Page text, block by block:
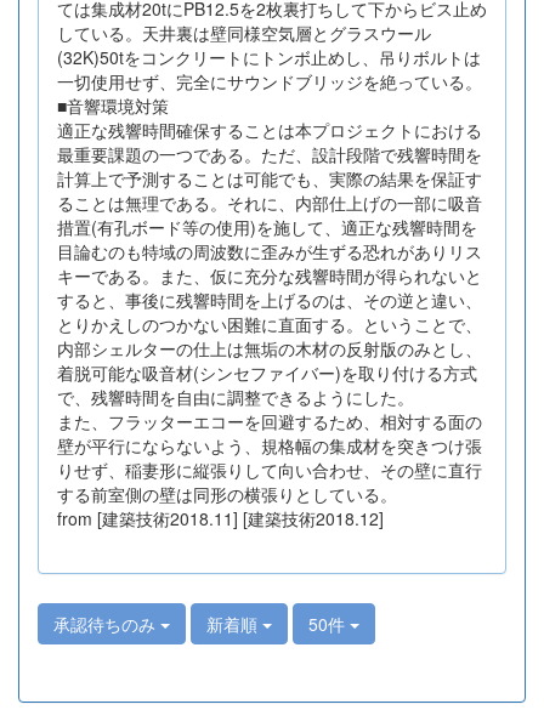
ては集成材20tにPB12.5を2枚裏打ちして下からビス止め
している。天井裏は壁同様空気層とグラスウール
(32K)50tをコンクリートにトンボ止めし、吊りボルトは
一切使用せず、完全にサウンドブリッジを絶っている。
■音響環境対策
適正な残響時間確保することは本プロジェクトにおける
最重要課題の一つである。ただ、設計段階で残響時間を
計算上で予測することは可能でも、実際の結果を保証す
ることは無理である。それに、内部仕上げの一部に吸音
措置(有孔ボード等の使用)を施して、適正な残響時間を
目論むのも特域の周波数に歪みが生ずる恐れがありリス
キーである。また、仮に充分な残響時間が得られないと
すると、事後に残響時間を上げるのは、その逆と違い、
とりかえしのつかない困難に直面する。ということで、
内部シェルターの仕上は無垢の木材の反射版のみとし、
着脱可能な吸音材(シンセファイバー)を取り付ける方式
で、残響時間を自由に調整できるようにした。
また、フラッターエコーを回避するため、相対する面の
壁が平行にならないよう、規格幅の集成材を突きつけ張
りせず、稲妻形に縦張りして向い合わせ、その壁に直行
する前室側の壁は同形の横張りとしている。
from [建築技術2018.11] [建築技術2018.12]
承認待ちのみ 新着順 50件